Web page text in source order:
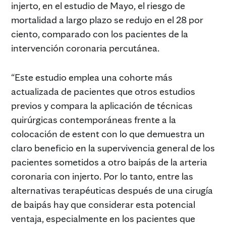
injerto, en el estudio de Mayo, el riesgo de
mortalidad a largo plazo se redujo en el 28 por
ciento, comparado con los pacientes de la
intervención coronaria percutánea.
“Este estudio emplea una cohorte más
actualizada de pacientes que otros estudios
previos y compara la aplicación de técnicas
quirúrgicas contemporáneas frente a la
colocación de estent con lo que demuestra un
claro beneficio en la supervivencia general de los
pacientes sometidos a otro baipás de la arteria
coronaria con injerto. Por lo tanto, entre las
alternativas terapéuticas después de una cirugía
de baipás hay que considerar esta potencial
ventaja, especialmente en los pacientes que